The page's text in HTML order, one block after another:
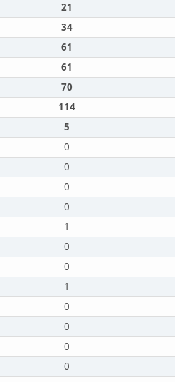
21
34
61
61
70
114
5
0
0
0
0
1
0
0
1
0
0
0
0